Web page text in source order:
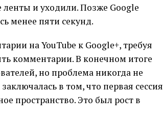
и уходили. Позже Google
менее пяти секунд.
на YouTube к Google+, требуя
комментарии. В конечном итоге
но проблема никогда не
в том, что первая сессия
пространство. Это был рост в